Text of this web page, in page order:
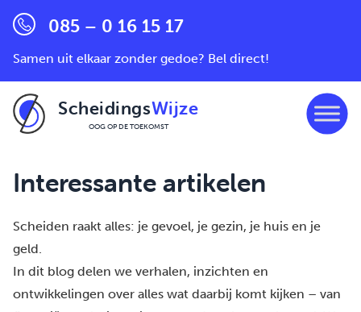
085 – 0 16 15 17
Samen uit elkaar zonder gedoe? Bel direct!
ScheidingsWijze
OOG OP DE TOEKOMST
Interessante artikelen
Scheiden raakt alles: je gevoel, je gezin, je huis en je
geld.
In dit blog delen we verhalen, inzichten en
ontwikkelingen over alles wat daarbij komt kijken – van